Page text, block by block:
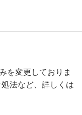
を変更しておりま
法など、詳しくは